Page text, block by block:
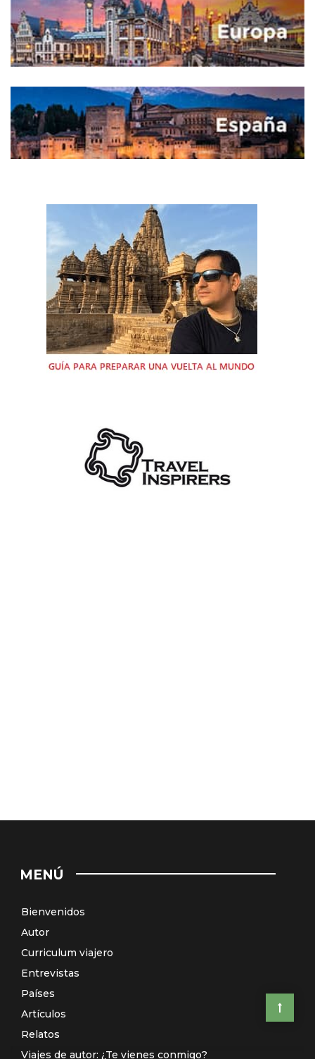
MENÚ
Bienvenidos
Autor
Curriculum viajero
Entrevistas
Países
Artículos
Relatos
Viajes de autor: ¿Te vienes conmigo?